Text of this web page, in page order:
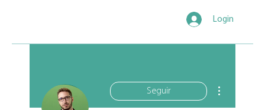
Login
Seguir